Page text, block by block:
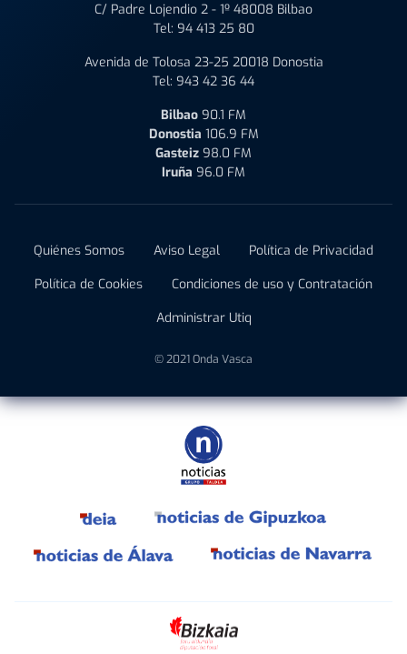
C/ Padre Lojendio 2 - 1º 48008 Bilbao
Tel: 94 413 25 80
Avenida de Tolosa 23-25 20018 Donostia
Tel: 943 42 36 44
Bilbao 90.1 FM
Donostia 106.9 FM
Gasteiz 98.0 FM
Iruña 96.0 FM
Quiénes Somos Aviso Legal
Política de Privacidad
Política de Cookies
Condiciones de uso y Contratación
Administrar Utiq
© 2021 Onda Vasca